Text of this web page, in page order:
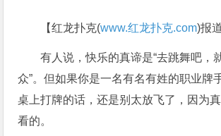
【红龙扑克(www.红龙扑克.com)报
有人说，快乐的真谛是“去跳舞吧，
众”。但如果你是一名有名有姓的职业牌
桌上打牌的话，还是别太放飞了，因为
看的。